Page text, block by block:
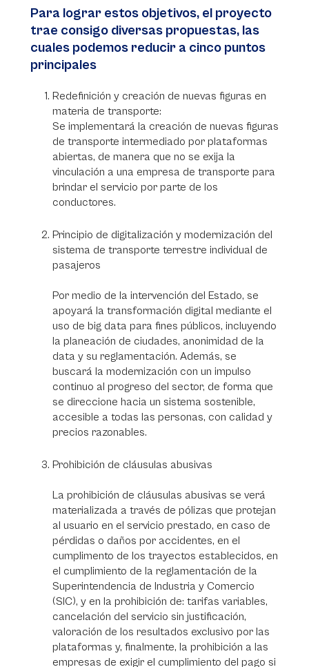
Para lograr estos objetivos, el proyecto
trae consigo diversas propuestas, las
cuales podemos reducir a cinco puntos
principales
Redefinición y creación de nuevas figuras en
materia de transporte:
Se implementará la creación de nuevas figuras
de transporte intermediado por plataformas
abiertas, de manera que no se exija la
vinculación a una empresa de transporte para
brindar el servicio por parte de los
conductores.
Principio de digitalización y modernización del
sistema de transporte terrestre individual de
pasajeros
Por medio de la intervención del Estado, se
apoyará la transformación digital mediante el
uso de big data para fines públicos, incluyendo
la planeación de ciudades, anonimidad de la
data y su reglamentación. Además, se
buscará la modernización con un impulso
continuo al progreso del sector, de forma que
se direccione hacia un sistema sostenible,
accesible a todas las personas, con calidad y
precios razonables.
Prohibición de cláusulas abusivas
La prohibición de cláusulas abusivas se verá
materializada a través de pólizas que protejan
al usuario en el servicio prestado, en caso de
pérdidas o daños por accidentes, en el
cumplimento de los trayectos establecidos, en
el cumplimiento de la reglamentación de la
Superintendencia de Industria y Comercio
(SIC), y en la prohibición de: tarifas variables,
cancelación del servicio sin justificación,
valoración de los resultados exclusivo por las
plataformas y, finalmente, la prohibición a las
empresas de exigir el cumplimiento del pago si